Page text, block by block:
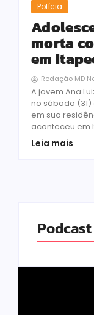
Polícia
morta
em
Redação MD
A jovem Ana
no sábado
em sua
aconteceu em
Leia mais
Podcast